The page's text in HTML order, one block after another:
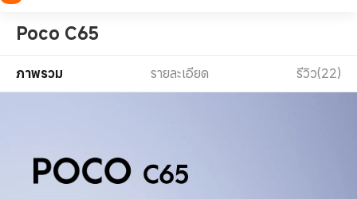
Poco C65
ภาพรวม รายละเอียด รีวิว(22)